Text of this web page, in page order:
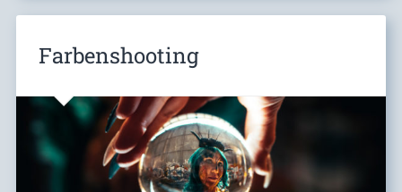
Farbenshooting